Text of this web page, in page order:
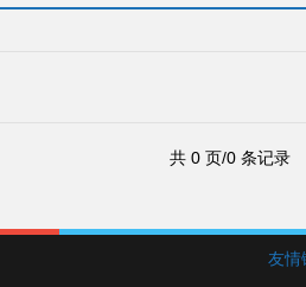
共 0 页/0 条记录
友